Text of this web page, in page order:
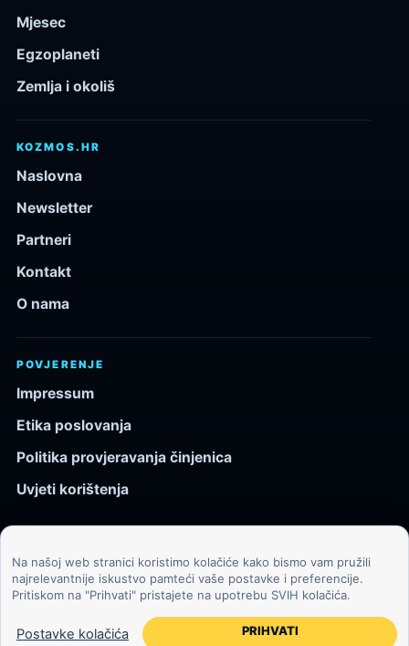
Mjesec
Egzoplaneti
Zemlja i okoliš
KOZMOS.HR
Naslovna
Newsletter
Partneri
Kontakt
O nama
POVJERENJE
Impressum
Etika poslovanja
Politika provjeravanja činjenica
Uvjeti korištenja
© 2026 Kozmos.hr. Sva prava pridržana.
Svemir, znanost, tehnologija i velike ideje za znatiželjne
čitatelje.
Na našoj web stranici koristimo kolačiće kako bismo vam pružili
najrelevantnije iskustvo pamteći vaše postavke i preferencije.
Pritiskom na "Prihvati" pristajete na upotrebu SVIH kolačića.
Postavke kolačića PRIHVATI